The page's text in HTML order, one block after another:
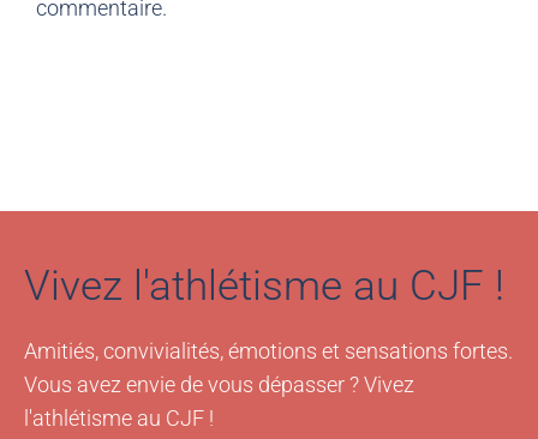
commentaire.
Vivez l'athlétisme au CJF !
Amitiés, convivialités, émotions et sensations fortes.
Vous avez envie de vous dépasser ? Vivez
l'athlétisme au CJF !